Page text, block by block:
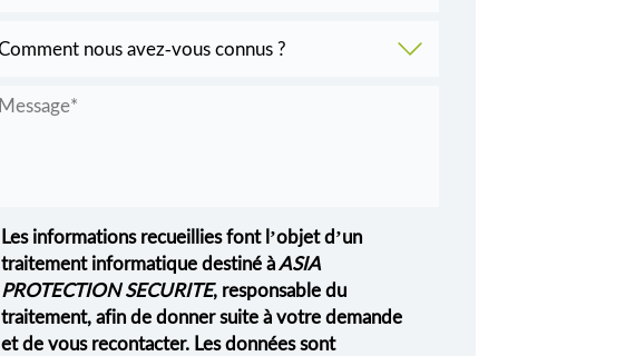
Les informations recueillies font l’objet d’un
traitement informatique destiné àASIA
PROTECTION SECURITE, responsable du
traitement, afin de donner suite à votre demande
et de vous recontacter. Les données sont